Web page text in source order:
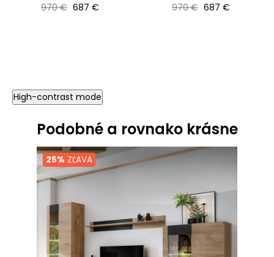
Bežná cena
970 € Cena
687 €
Bežná cena
970 € Cena
687 €
High-contrast mode
Podobné a rovnako krásne
25% ZĽAVA